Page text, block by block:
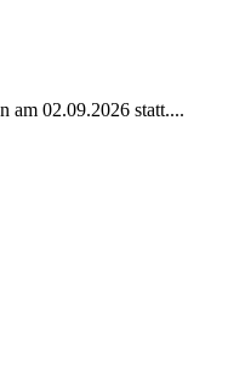
am 02.09.2026 statt....